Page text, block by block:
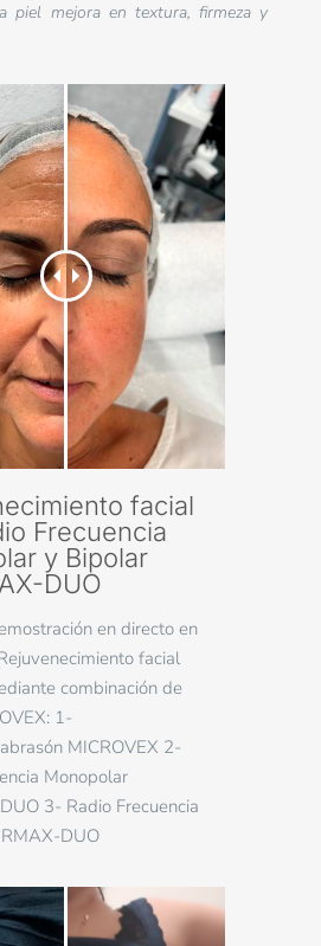
piel mejora en textura, firmeza y
facial
Frecuencia
y Bipolar
DUO
en directo en
facial
combinación de
1-
MICROVEX 2-
Monopolar
3- Radio Frecuencia
DUO